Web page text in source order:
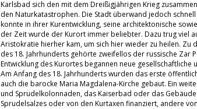
Karlsbad sich den mit dem Dreißigjährigen Krieg
den Naturkatastrophen. Die Stadt überwand jedoch
konnte in ihrer Kurentwicklung, seine architektonische
der Zeit wurde der Kurort immer beliebter. Dazu trug viel
Aristokratie hierher kam, um sich hier wieder zu heilen. Zu
des 18. Jahrhunderts gehörte zweifellos der russische Zar
Entwicklung des Kurortes begannen neue gesellschaftliche
Am Anfang des 18. Jahrhunderts wurden das erste
auch die barocke Maria Magdalena-Kirche gebaut. Ein
und Sprudelkolonnaden, das Kaiserbad oder das
Sprudelsalzes oder von den Kurtaxen finanziert, andere